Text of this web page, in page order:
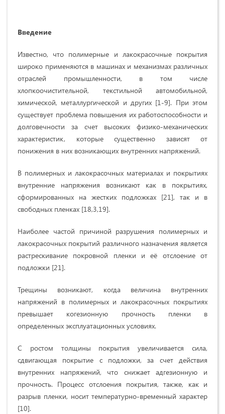
Введение
Известно, что полимерные и лакокрасочные покрытия
широко применяются в машинах и механизмах различных
отраслей промышленности, в том числе
хлопкоочистительной, текстильной автомобильной,
химической, металлургической и других [1-9]. При этом
существует проблема повышения их работоспособности и
долговечности за счет высоких физико-механических
характеристик, которые существенно зависят от
понижения в них возникающих внутренних напряжений.
В полимерных и лакокрасочных материалах и покрытиях
внутренние напряжения возникают как в покрытиях,
сформированных на жестких подложках [21], так и в
свободных пленках [18,3,19].
Наиболее частой причиной разрушения полимерных и
лакокрасочных покрытий различного назначения является
растрескивание покровной пленки и её отслоение от
подложки [21].
Трещины возникают, когда величина внутренних
напряжений в полимерных и лакокрасочных покрытиях
превышает когезионную прочность пленки в
определенных эксплуатационных условиях.
С ростом толщины покрытия увеличивается сила,
сдвигающая покрытие с подложки, за счет действия
внутренних напряжений, что снижает адгезионную и
прочность. Процесс отслоения покрытия, также, как и
разрыв пленки, носит температурно-временный характер
[10].